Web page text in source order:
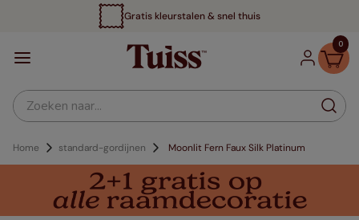
Gratis kleurstalen & snel thuis
0
Zoeken naar...
Home standard-gordijnen Moonlit Fern Faux Silk Platinum